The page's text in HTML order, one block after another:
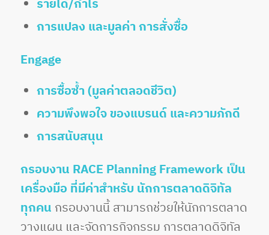
การแปลง และมูลค่า การสั่งซื้อ
Engage
การซื้อซ้ำ (มูลค่าตลอดชีวิต)
ความพึงพอใจ ของแบรนด์ และความภักดี
การสนับสนุน
กรอบงาน RACE Planning Framework เป็น
เครื่องมือ ที่มีค่าสำหรับ นักการตลาดดิจิทัล
ทุกคน กรอบงานนี้ สามารถช่วยให้นักการตลาด
วางแผน และจัดการกิจกรรม การตลาดดิจิทัล